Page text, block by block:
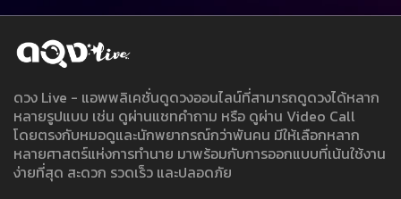
ดวง Live - แอพพลิเคชั่นดูดวงออนไลน์ที่สามารถดูดวงได้หลาก
หลายรูปแบบ เช่น ดูผ่านแชทคำถาม หรือ ดูผ่าน Video Call
โดยตรงกับหมอดูและนักพยากรณ์กว่าพันคน มีให้เลือกหลาก
หลายศาสตร์แห่งการทำนาย มาพร้อมกับการออกแบบที่เน้นใช้งาน
ง่ายที่สุด สะดวก รวดเร็ว และปลอดภัย